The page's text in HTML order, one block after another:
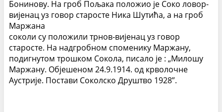
Бонинову. На гроб Пољака положио је Соко ловор-
вијенац уз говор старосте Ника Шутића, а на гроб
Маржана
соколи су положили трнов-вијенац уз говор
старосте. На надгробном споменику Маржану,
подигнутом трошком Сокола, писало је : „Милошу
Маржану. Објешеном 24.9.1914. од крволочне
Аустрије. Постави Соколско Друштво 1928”.